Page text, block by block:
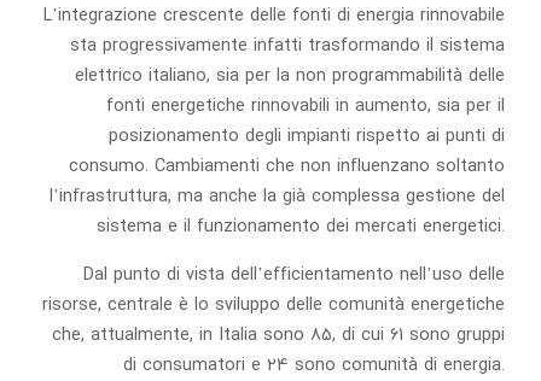
L’integrazione crescente delle fonti di energia rinnovabile
sta progressivamente infatti trasformando il sistema
elettrico italiano, sia per la non programmabilità delle
fonti energetiche rinnovabili in aumento, sia per il
posizionamento degli impianti rispetto ai punti di
consumo. Cambiamenti che non influenzano soltanto
l’infrastruttura, ma anche la già complessa gestione del
sistema e il funzionamento dei mercati energetici.
Dal punto di vista dell’efficientamento nell’uso delle
risorse, centrale è lo sviluppo delle comunità energetiche
che, attualmente, in Italia sono 85, di cui 61 sono gruppi
di consumatori e 24 sono comunità di energia.